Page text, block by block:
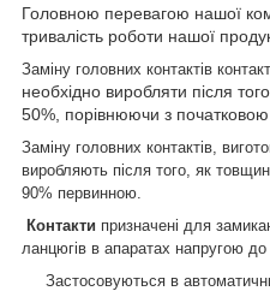
Головною перевагою нашої
тривалість роботи нашої
Заміну головних контактів
необхідно виробляти після
50%, порівнюючи з
Заміну головних контактів,
виробляють після того, як
90% первинною.
Контакти призначені для
ланцюгів в апаратах напругою до
Застосовуються в